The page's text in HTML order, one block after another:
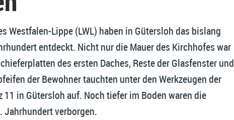
Westfalen-Lippe (LWL) haben in Gütersloh das bislang
entdeckt. Nicht nur die Mauer des Kirchhofes war
des ersten Daches, Reste der Glasfenster und
der Bewohner tauchten unter den Werkzeugen der
in Gütersloh auf. Noch tiefer im Boden waren die
Jahrhundert verborgen.